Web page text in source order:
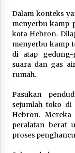
Dalam konteks
menyerbu kamp
kota Hebron.
menyerbu kamp
di atap
suara dan gas
rumah.
Pasukan
sejumlah toko di
Hebron.
peralatan berat
proses